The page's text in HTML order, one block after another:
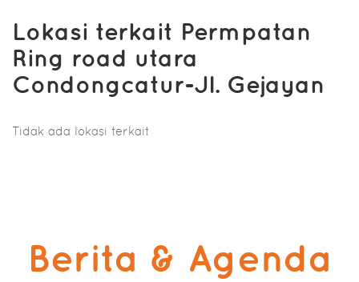
Lokasi terkait Permpatan
Ring road utara
Condongcatur-Jl. Gejayan
Tidak ada lokasi terkait
Berita & Agenda